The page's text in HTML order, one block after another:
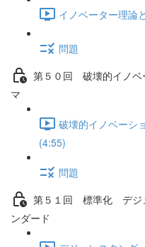
イノベーター理論
問題
第５０回 破壊的イノベ
マ
破壊的イノベーシ
(4:55)
問題
第５１回 標準化 デジ
ンダード